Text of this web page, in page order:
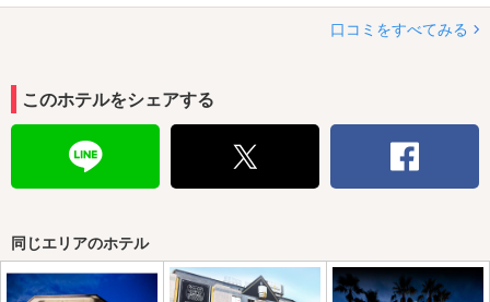
口コミをすべてみる
このホテルをシェアする
同じエリアのホテル